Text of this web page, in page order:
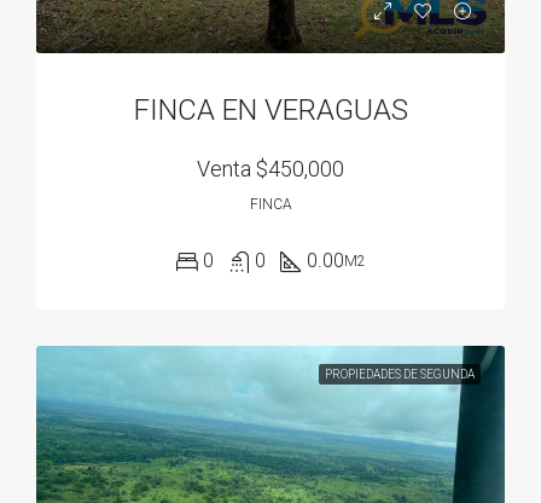
FINCA EN VERAGUAS
Venta $450,000
FINCA
0 0 0.00M2
PROPIEDADES DE SEGUNDA